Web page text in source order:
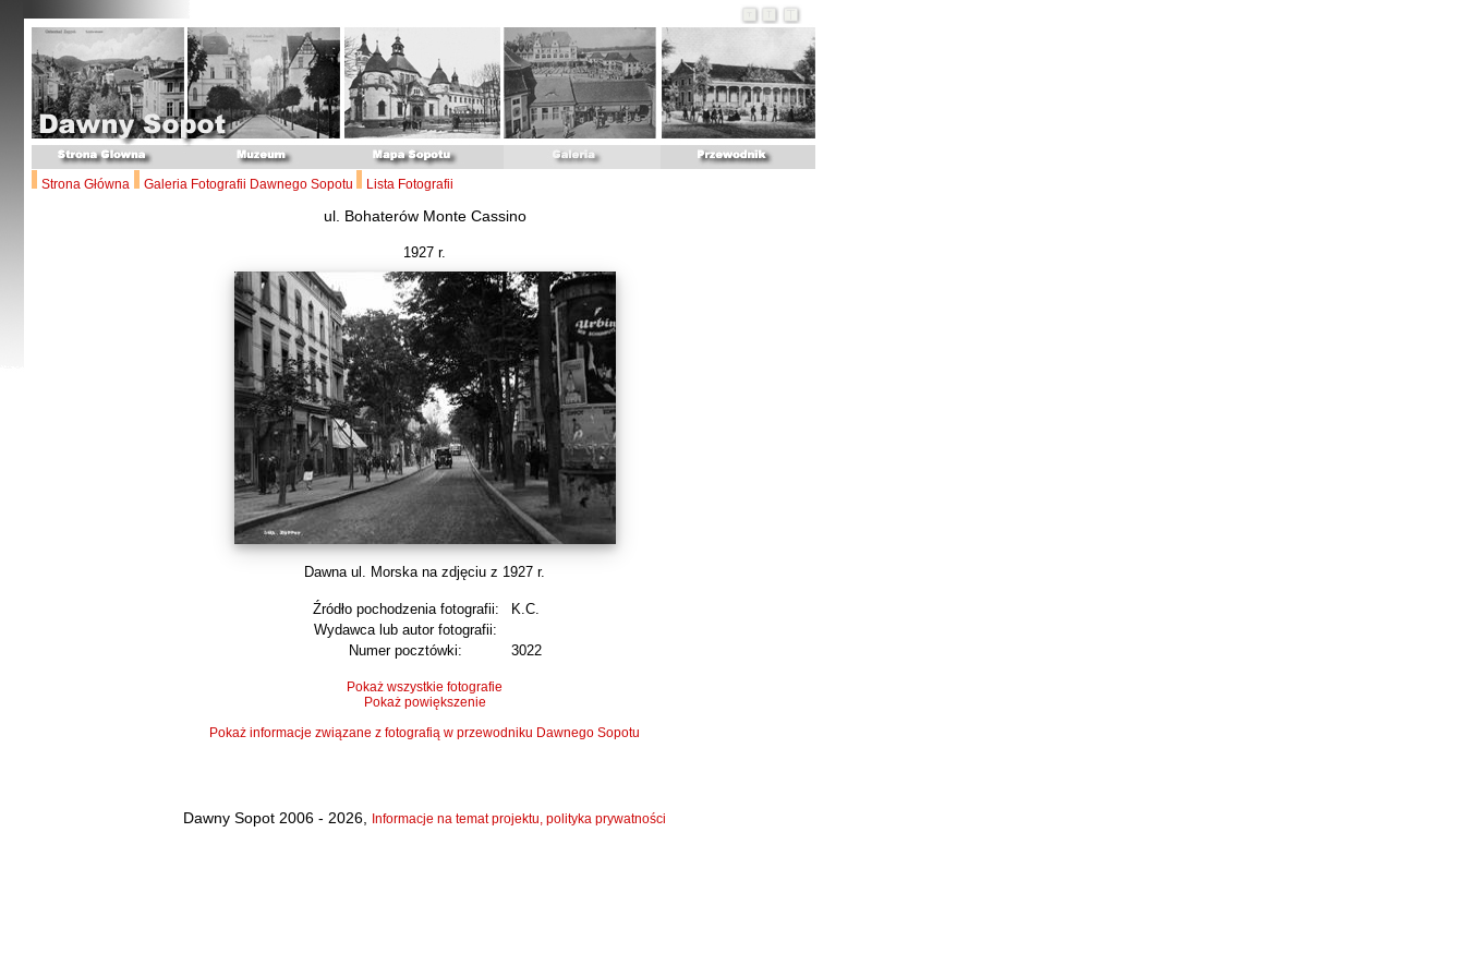
Strona Główna Galeria Fotografii Dawnego Sopotu Lista Fotografii
ul. Bohaterów Monte Cassino
1927 r.
Dawna ul. Morska na zdjęciu z 1927 r.
Źródło pochodzenia fotografii:
K.C.
Wydawca lub autor fotografii:
Numer pocztówki:
3022
Pokaż wszystkie fotografie
Pokaż powiększenie
Pokaż informacje związane z fotografią w przewodniku Dawnego Sopotu
Dawny Sopot 2006 - 2026, Informacje na temat projektu, polityka prywatności